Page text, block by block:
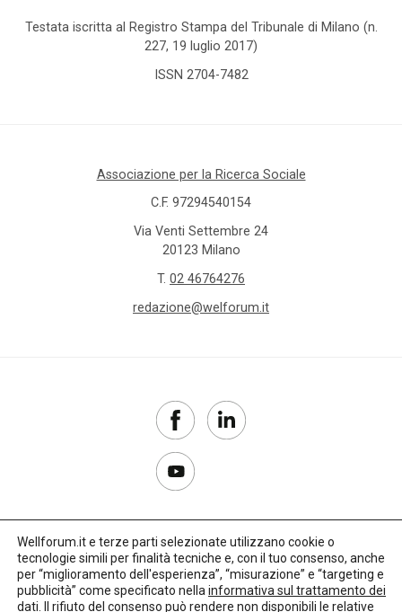
Testata iscritta al Registro Stampa del Tribunale di Milano (n.
227, 19 luglio 2017)
ISSN 2704-7482
Associazione per la Ricerca Sociale
C.F. 97294540154
Via Venti Settembre 24
20123 Milano
T. 02 46764276
redazione@welforum.it
Copyright 2017–2026
Privacy Policy
Wellforum.it e terze parti selezionate utilizzano cookie o
tecnologie simili per finalità tecniche e, con il tuo consenso, anche
per “miglioramento dell'esperienza”, “misurazione” e “targeting e
pubblicità” come specificato nella informativa sul trattamento dei
dati . Il rifiuto del consenso può rendere non disponibili le relative